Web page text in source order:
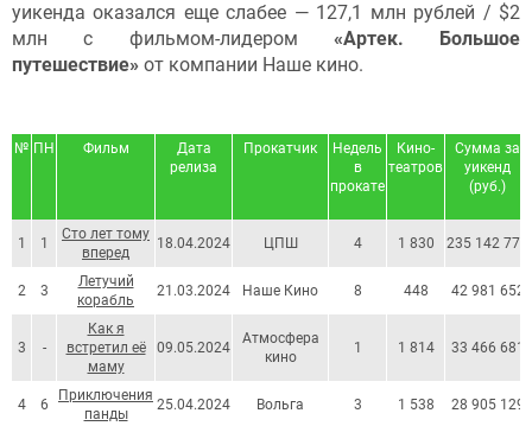
уикенда оказался еще слабее — 127,1 млн рублей / $2
млн с фильмом-лидером «Артек. Большое
путешествие» от компании Наше кино.
№ ПН Фильм
Дата
релиза
Прокатчик
Недель
в
прокате
Кино-
театров
Сумма за
уикенд
(руб.)
1 1
Сто лет тому
вперед
18.04.2024 ЦПШ 4 1 830 235 142 779
2 3
Летучий
корабль
21.03.2024 Наше Кино 8 448 42 981 652
3 -
Как я
встретил её
маму
09.05.2024
Атмосфера
кино
1 1 814 33 466 681
4 6
Приключения
панды
25.04.2024 Вольга 3 1 538 28 905 129